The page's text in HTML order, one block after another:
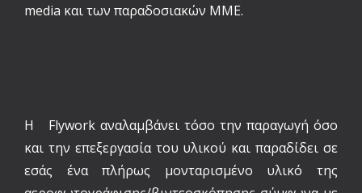
media και των παραδοσιακών ΜΜΕ.
Η Flywork αναλαμβάνει τόσο την παραγωγή όσο
και την επεξεργασία του υλικού και παραδίδει σε
εσάς ένα πλήρως μονταρισμένο υλικό της